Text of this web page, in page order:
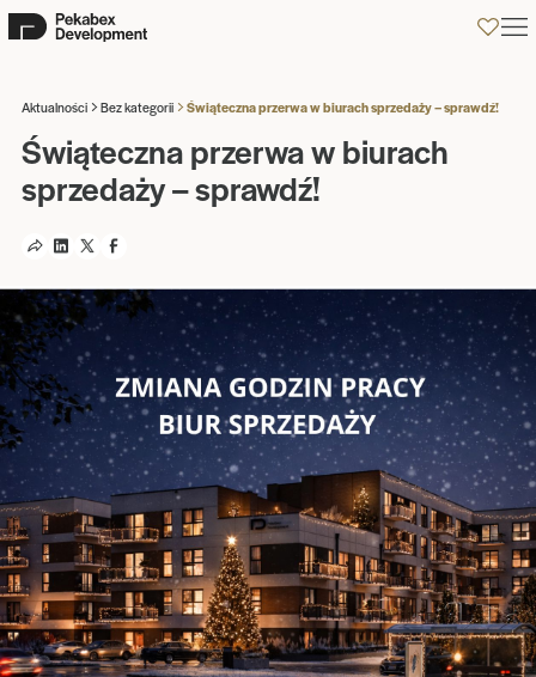
0
Aktualności Bez kategorii Świąteczna przerwa w biurach sprzedaży – sprawdź!
Świąteczna przerwa w biurach
sprzedaży – sprawdź!